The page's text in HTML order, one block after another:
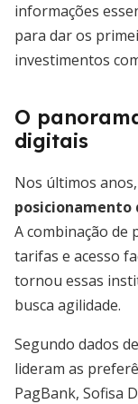
informações
para dar os
investimentos
O
digitais
Nos últimos
posicionamento
A combinação de
tarifas e acesso
tornou essas
busca agilidade.
Segundo dados
lideram as
PagBank, Sofisa